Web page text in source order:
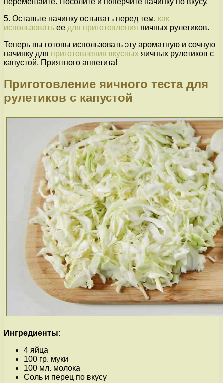
перемешайте. Посолите и поперчите начинку по вкусу.
5. Оставьте начинку остывать перед тем, как
использовать ее для приготовления яичных рулетиков.
Теперь вы готовы использовать эту ароматную и сочную
начинку для приготовления вкусных яичных рулетиков с
капустой. Приятного аппетита!
Приготовление яичного теста для
рулетиков с капустой
Ингредиенты:
4 яйца
100 гр. муки
100 мл. молока
Соль и перец по вкусу